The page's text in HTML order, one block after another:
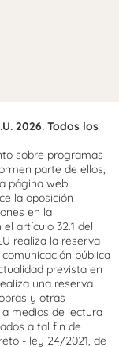
2026. Todos los
sobre programas
parte de ellos,
página web.
la oposición
en la
artículo 32.1 del
realiza la reserva
pública
prevista en
una reserva
y otras
medios de lectura
a tal fin de
- ley 24/2021, de